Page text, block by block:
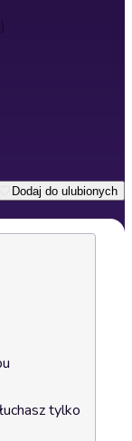
Dodaj do ulubionych
tylko